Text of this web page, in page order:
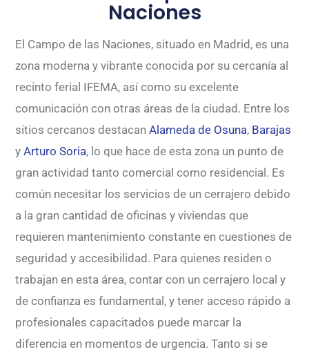
Naciones
El Campo de las Naciones, situado en Madrid, es una
zona moderna y vibrante conocida por su cercanía al
recinto ferial IFEMA, así como su excelente
comunicación con otras áreas de la ciudad. Entre los
sitios cercanos destacanAlameda de Osuna, Barajas
yArturo Soria, lo que hace de esta zona un punto de
gran actividad tanto comercial como residencial. Es
común necesitar los servicios de un cerrajero debido
a la gran cantidad de oficinas y viviendas que
requieren mantenimiento constante en cuestiones de
seguridad y accesibilidad. Para quienes residen o
trabajan en esta área, contar con un cerrajero local y
de confianza es fundamental, y tener acceso rápido a
profesionales capacitados puede marcar la
diferencia en momentos de urgencia. Tanto si se